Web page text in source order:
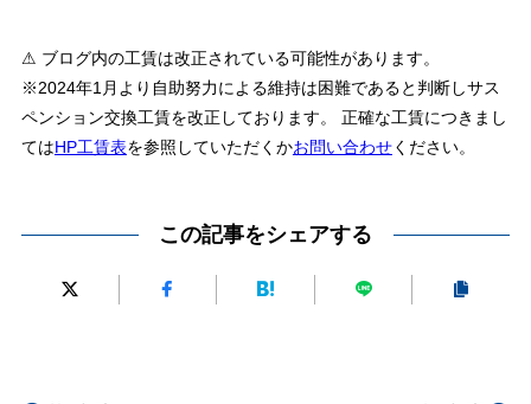
⚠ ブログ内の工賃は改正されている可能性があります。
※2024年1月より自助努力による維持は困難であると判断しサス
ペンション交換工賃を改正しております。 正確な工賃につきまし
てはHP工賃表を参照していただくかお問い合わせください。
この記事をシェアする